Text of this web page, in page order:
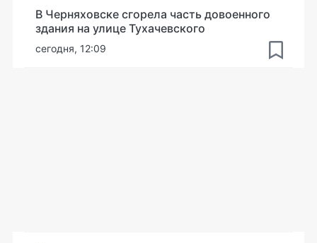
В Черняховске сгорела часть довоенного
здания на улице Тухачевского
сегодня, 12:09